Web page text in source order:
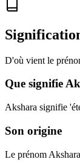
D'où vient le
Que signifie
Akshara signifie
Son origine
Le prénom